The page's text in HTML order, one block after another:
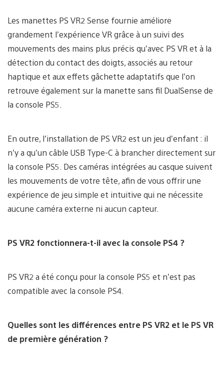
Les manettes PS VR2 Sense fournie améliore
grandement l’expérience VR grâce à un suivi des
mouvements des mains plus précis qu’avec PS VR et à la
détection du contact des doigts, associés au retour
haptique et aux effets gâchette adaptatifs que l’on
retrouve également sur la manette sans fil DualSense de
la console PS5.
En outre, l’installation de PS VR2 est un jeu d’enfant : il
n’y a qu’un câble USB Type-C à brancher directement sur
la console PS5. Des caméras intégrées au casque suivent
les mouvements de votre tête, afin de vous offrir une
expérience de jeu simple et intuitive qui ne nécessite
aucune caméra externe ni aucun capteur.
PS VR2 fonctionnera-t-il avec la console PS4 ?
PS VR2 a été conçu pour la console PS5 et n’est pas
compatible avec la console PS4.
Quelles sont les différences entre PS VR2 et le PS VR
de première génération ?